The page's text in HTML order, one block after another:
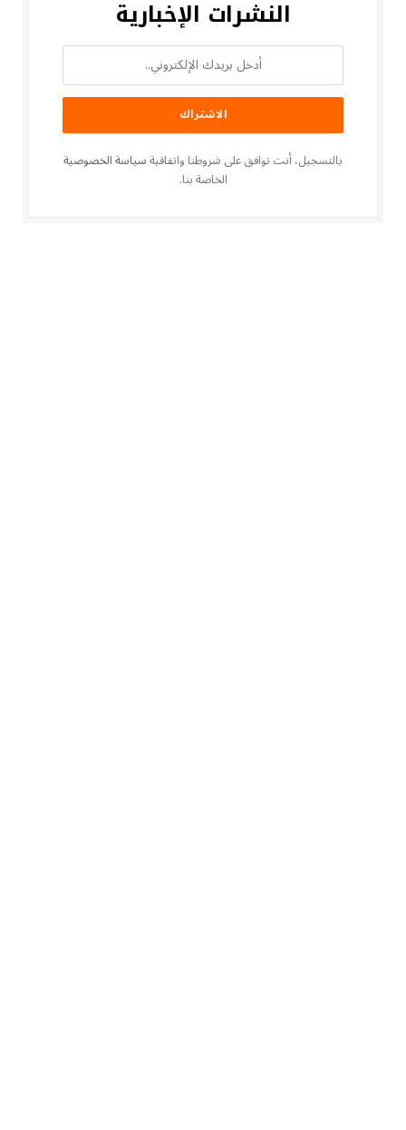
النشرات الإخبارية
بالتسجيل، أنت توافق على شروطنا واتفاقيةسياسة الخصوصية
الخاصة بنا.